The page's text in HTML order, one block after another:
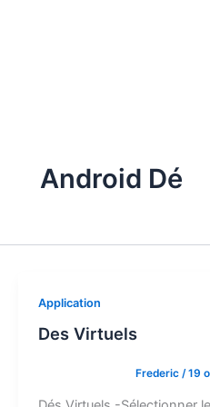
Android Dé
Application
Des Virtuels
Frederic /19